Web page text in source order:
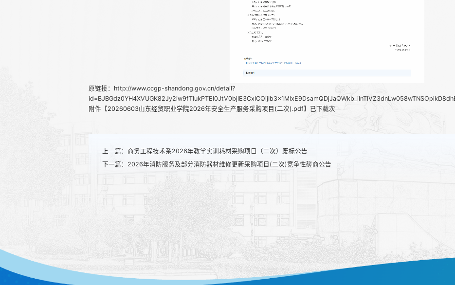
原链接：http://www.ccgp-shandong.gov.cn/detail?
附件【20260603山东经贸职业学院2026年安全生产服务采购项目(二次).pdf】已下载次
上一篇： 商务工程技术系2026年教学实训耗材采购项目（二次）废标公告
下一篇： 2026年消防服务及部分消防器材维修更新采购项目(二次)竞争性磋商公告